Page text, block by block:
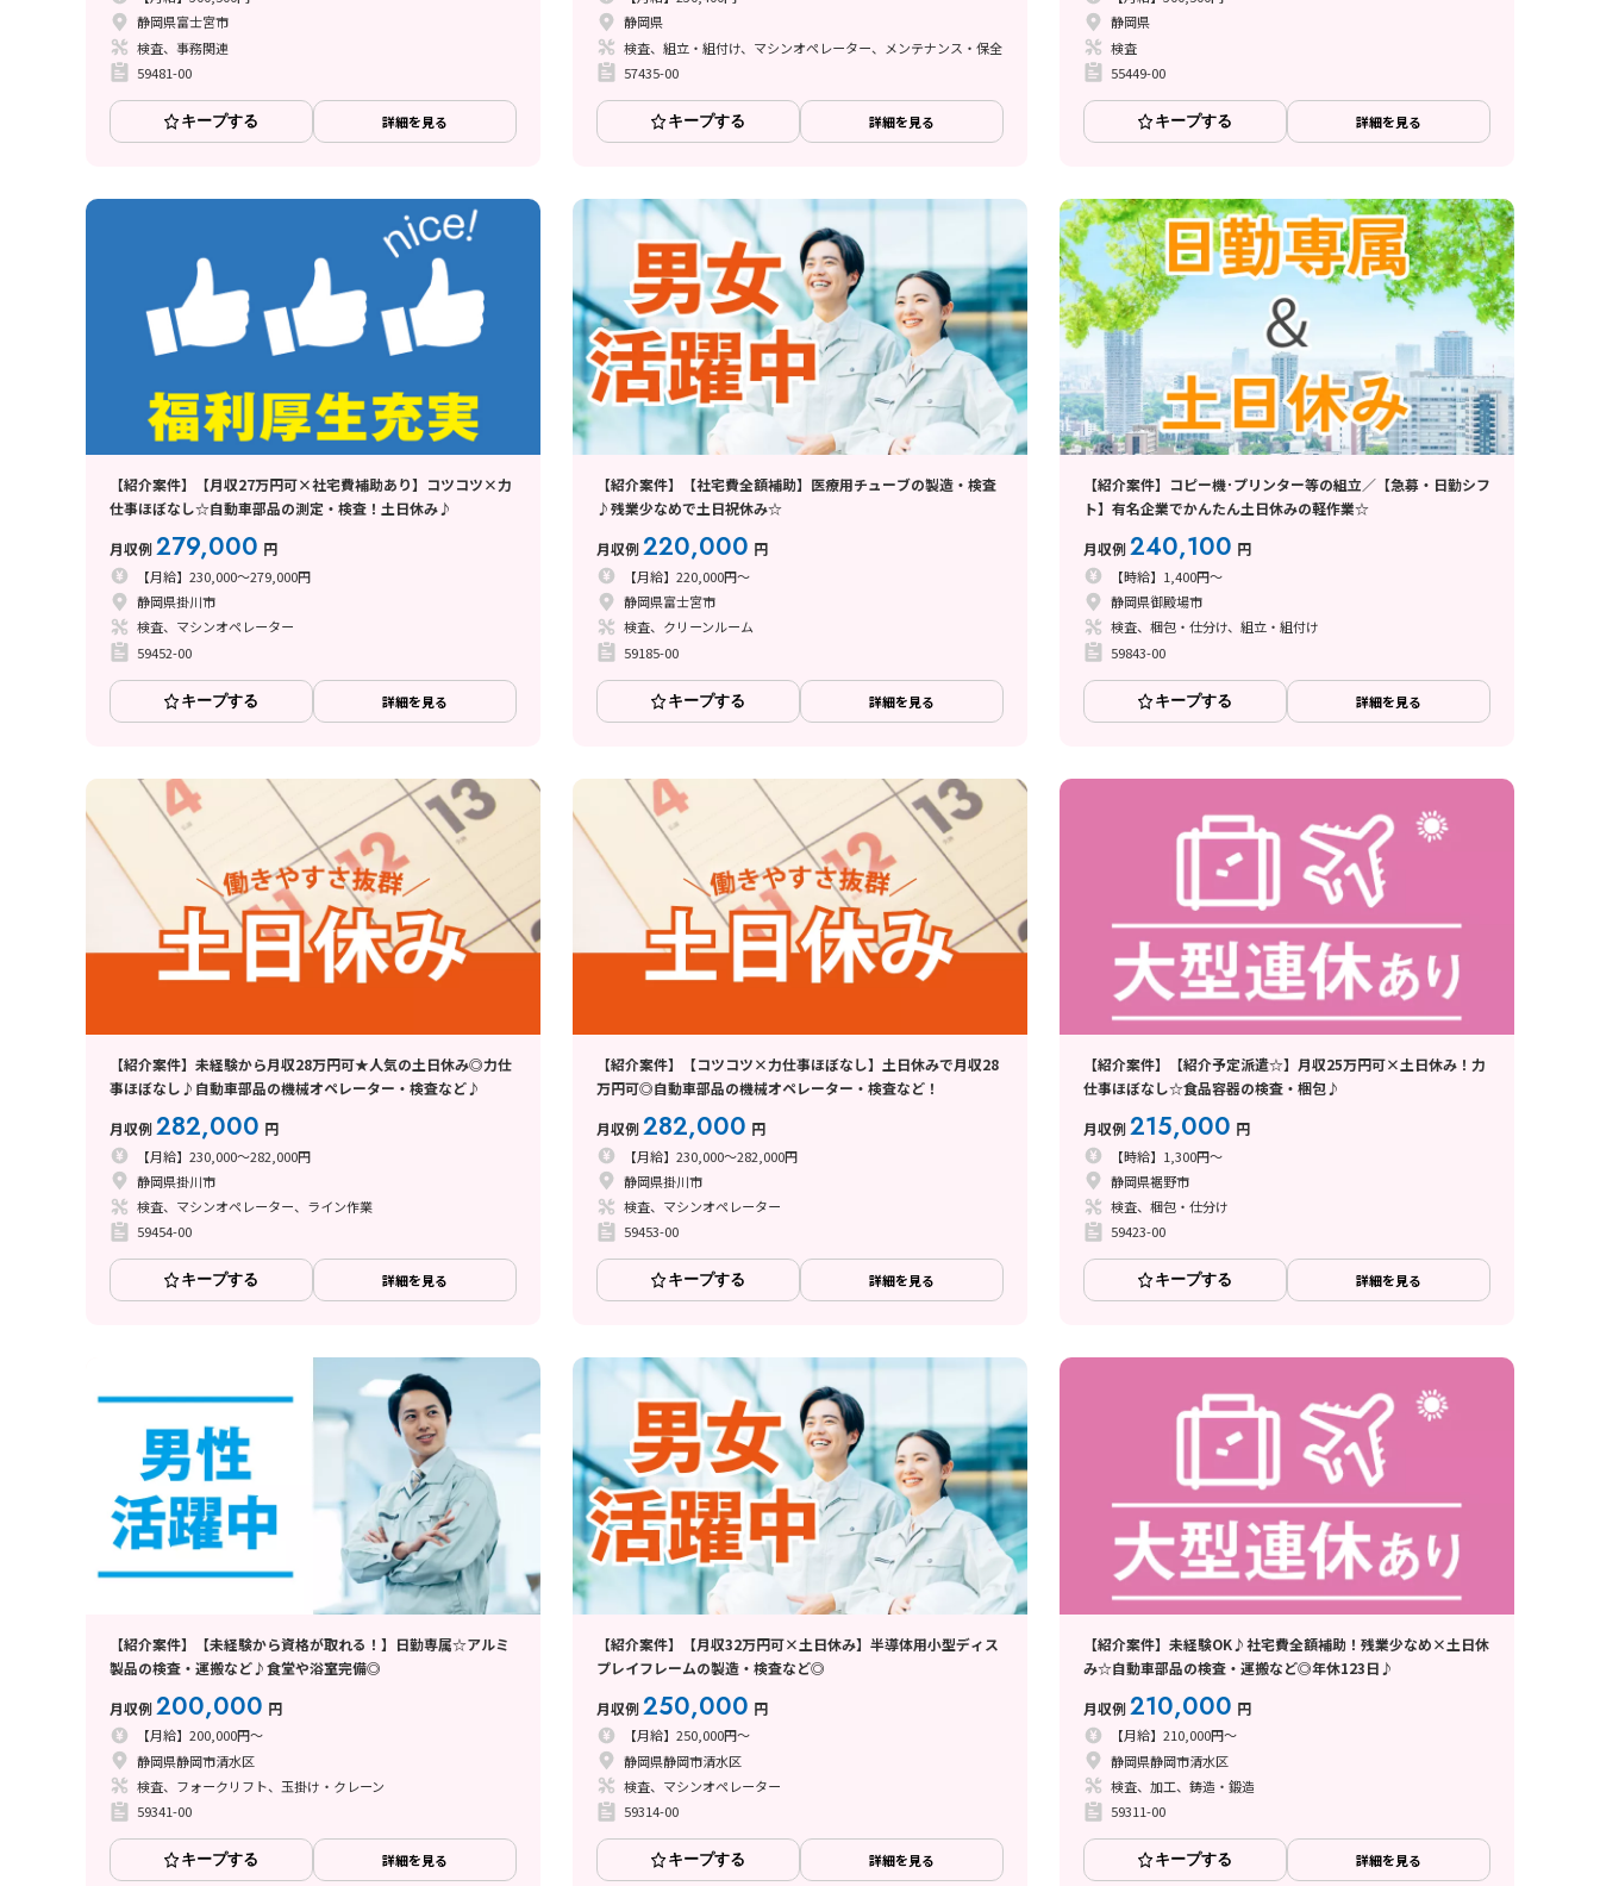
静岡県富士宮市
検査、事務関連
59481-00
キープする 詳細を見る
静岡県
検査、組立・組付け、マシンオペレーター、メンテナンス・保全
57435-00
キープする 詳細を見る
静岡県
検査
55449-00
キープする 詳細を見る
【紹介案件】【月収27万円可×社宅費補助あり】コツコツ×力
仕事ほぼなし☆自動車部品の測定・検査！土日休み♪
月収例279,000 円
【月給】230,000～279,000円
静岡県掛川市
検査、マシンオペレーター
59452-00
キープする 詳細を見る
【紹介案件】【社宅費全額補助】医療用チューブの製造・検査
♪残業少なめで土日祝休み☆
月収例220,000 円
【月給】220,000円～
静岡県富士宮市
検査、クリーンルーム
59185-00
キープする 詳細を見る
【紹介案件】コピー機･プリンター等の組立／【急募・日勤シフ
ト】有名企業でかんたん土日休みの軽作業☆
月収例240,100 円
【時給】1,400円～
静岡県御殿場市
検査、梱包・仕分け、組立・組付け
59843-00
キープする 詳細を見る
【紹介案件】未経験から月収28万円可★人気の土日休み◎力仕
事ほぼなし♪自動車部品の機械オペレーター・検査など♪
月収例282,000 円
【月給】230,000～282,000円
静岡県掛川市
検査、マシンオペレーター、ライン作業
59454-00
キープする 詳細を見る
【紹介案件】【コツコツ×力仕事ほぼなし】土日休みで月収28
万円可◎自動車部品の機械オペレーター・検査など！
月収例282,000 円
【月給】230,000～282,000円
静岡県掛川市
検査、マシンオペレーター
59453-00
キープする 詳細を見る
【紹介案件】【紹介予定派遣☆】月収25万円可×土日休み！力
仕事ほぼなし☆食品容器の検査・梱包♪
月収例215,000 円
【時給】1,300円～
静岡県裾野市
検査、梱包・仕分け
59423-00
キープする 詳細を見る
【紹介案件】【未経験から資格が取れる！】日勤専属☆アルミ
製品の検査・運搬など♪食堂や浴室完備◎
月収例200,000 円
【月給】200,000円～
静岡県静岡市清水区
検査、フォークリフト、玉掛け・クレーン
59341-00
キープする 詳細を見る
【紹介案件】【月収32万円可×土日休み】半導体用小型ディス
プレイフレームの製造・検査など◎
月収例250,000 円
【月給】250,000円～
静岡県静岡市清水区
検査、マシンオペレーター
59314-00
キープする 詳細を見る
【紹介案件】未経験OK♪社宅費全額補助！残業少なめ×土日休
み☆自動車部品の検査・運搬など◎年休123日♪
月収例210,000 円
【月給】210,000円～
静岡県静岡市清水区
検査、加工、鋳造・鍛造
59311-00
キープする 詳細を見る